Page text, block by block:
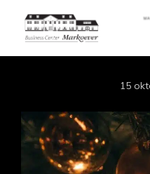
naar
de
15